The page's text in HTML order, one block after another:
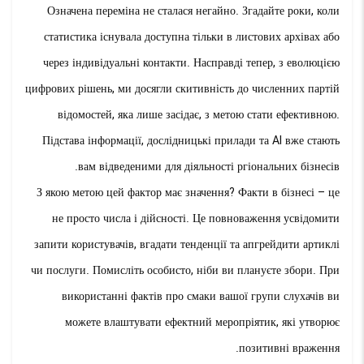
Означена переміна не сталася негайно. Згадайте роки, коли
статистика існувала доступна тільки в листових архівах або
через індивідуальні контакти. Насправді тепер, з еволюцією
цифрових рішень, ми досягли скитивність до численних партій
відомостей, яка лише засідає, з метою стати ефективною.
Підстава інформації, дослідницькі прилади та AI вже стають
вам відведеними для діяльності ргіональних бізнесів.
З якою метою цей фактор має значення? Факти в бізнесі – це
не просто числа і дійсності. Це повноваження усвідомити
запити користувачів, вгадати тенденції та апгрейдити артиклі
чи послуги. Помисліть особисто, ніби ви плануєте збори. При
використанні фактів про смаки вашої групи слухачів ви
можете влаштувати ефектний меропріятик, які утворює
позитивні враження.